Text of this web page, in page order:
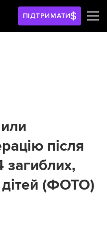
ПІДТРИМАТИ
після
загиблих,
(ФОТО)